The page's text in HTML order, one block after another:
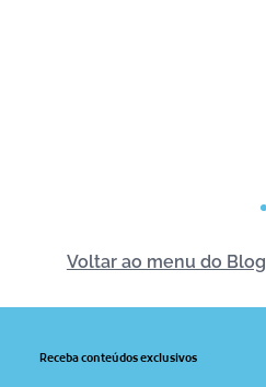
Voltar ao menu do Blog
Receba conteúdos exclusivos